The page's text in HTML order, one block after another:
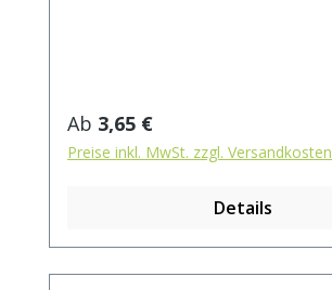
Regulärer Preis:
Ab 3,65 €
Preise inkl. MwSt. zzgl. Versandkosten
Details